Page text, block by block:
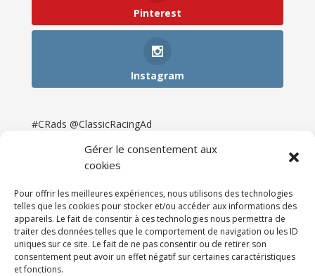
Gérer le consentement aux
cookies
Pour offrir les meilleures expériences, nous utilisons des technologies
telles que les cookies pour stocker et/ou accéder aux informations des
appareils. Le fait de consentir à ces technologies nous permettra de
traiter des données telles que le comportement de navigation ou les ID
uniques sur ce site. Le fait de ne pas consentir ou de retirer son
consentement peut avoir un effet négatif sur certaines caractéristiques
et fonctions.
Pinterest
Instagram
#CRads @ClassicRacingAd